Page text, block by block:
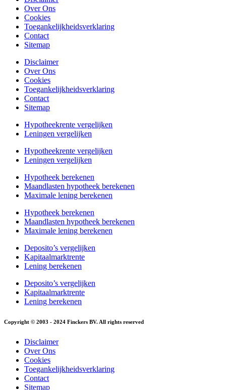
Over Ons
Cookies
Toegankelijkheidsverklaring
Contact
Sitemap
Disclaimer
Over Ons
Cookies
Toegankelijkheidsverklaring
Contact
Sitemap
Hypotheekrente vergelijken
Leningen vergelijken
Hypotheekrente vergelijken
Leningen vergelijken
Hypotheek berekenen
Maandlasten hypotheek berekenen
Maximale lening berekenen
Hypotheek berekenen
Maandlasten hypotheek berekenen
Maximale lening berekenen
Deposito’s vergelijken
Kapitaalmarktrente
Lening berekenen
Deposito’s vergelijken
Kapitaalmarktrente
Lening berekenen
Copyright © 2003 - 2024 Finckers BV. All rights reserved
Disclaimer
Over Ons
Cookies
Toegankelijkheidsverklaring
Contact
Sitemap